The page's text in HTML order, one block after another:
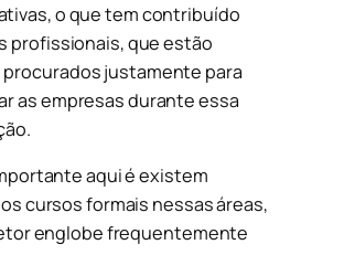
o que tem contribuído
profissionais, que estão
justamente para
as empresas durante essa
aqui é existem
cursos formais nessas áreas,
englobe frequentemente